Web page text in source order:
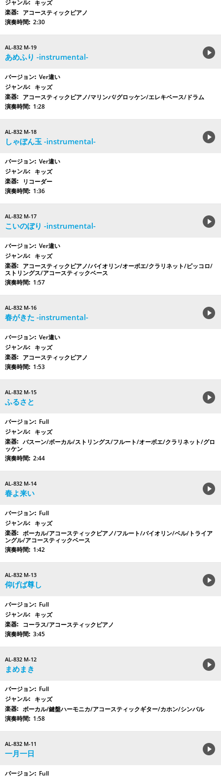
キッズ
アコースティックピアノ
2:30
AL-832 M-19
あめふり -instrumental-
Ver違い
キッズ
アコースティックピアノ/マリンバ/グロッケン/エレキベース/ドラム
1:28
AL-832 M-18
しゃぼん玉 -instrumental-
Ver違い
キッズ
リコーダー
1:36
AL-832 M-17
こいのぼり -instrumental-
Ver違い
キッズ
アコースティックピアノ/バイオリン/オーボエ/クラリネット/ピッコロ/
ストリングス/アコースティックベース
1:57
AL-832 M-16
春がきた -instrumental-
Ver違い
キッズ
アコースティックピアノ
1:53
AL-832 M-15
ふるさと
Full
キッズ
バスーン/ボーカル/ストリングス/フルート/オーボエ/クラリネット/グロ
ッケン
2:44
AL-832 M-14
春よ来い
Full
キッズ
ボーカル/アコースティックピアノ/フルート/バイオリン/ベル/トライア
ングル/アコースティックベース
1:42
AL-832 M-13
仰げば尊し
Full
キッズ
コーラス/アコースティックピアノ
3:45
AL-832 M-12
まめまき
Full
キッズ
ボーカル/鍵盤ハーモニカ/アコースティックギター/カホン/シンバル
1:58
AL-832 M-11
一月一日
Full